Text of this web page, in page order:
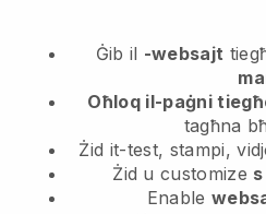
Ġib il -websajt
Oħloq il-paġni
tagħna
Żid it-test, stampi,
Żid u customize s
Enable